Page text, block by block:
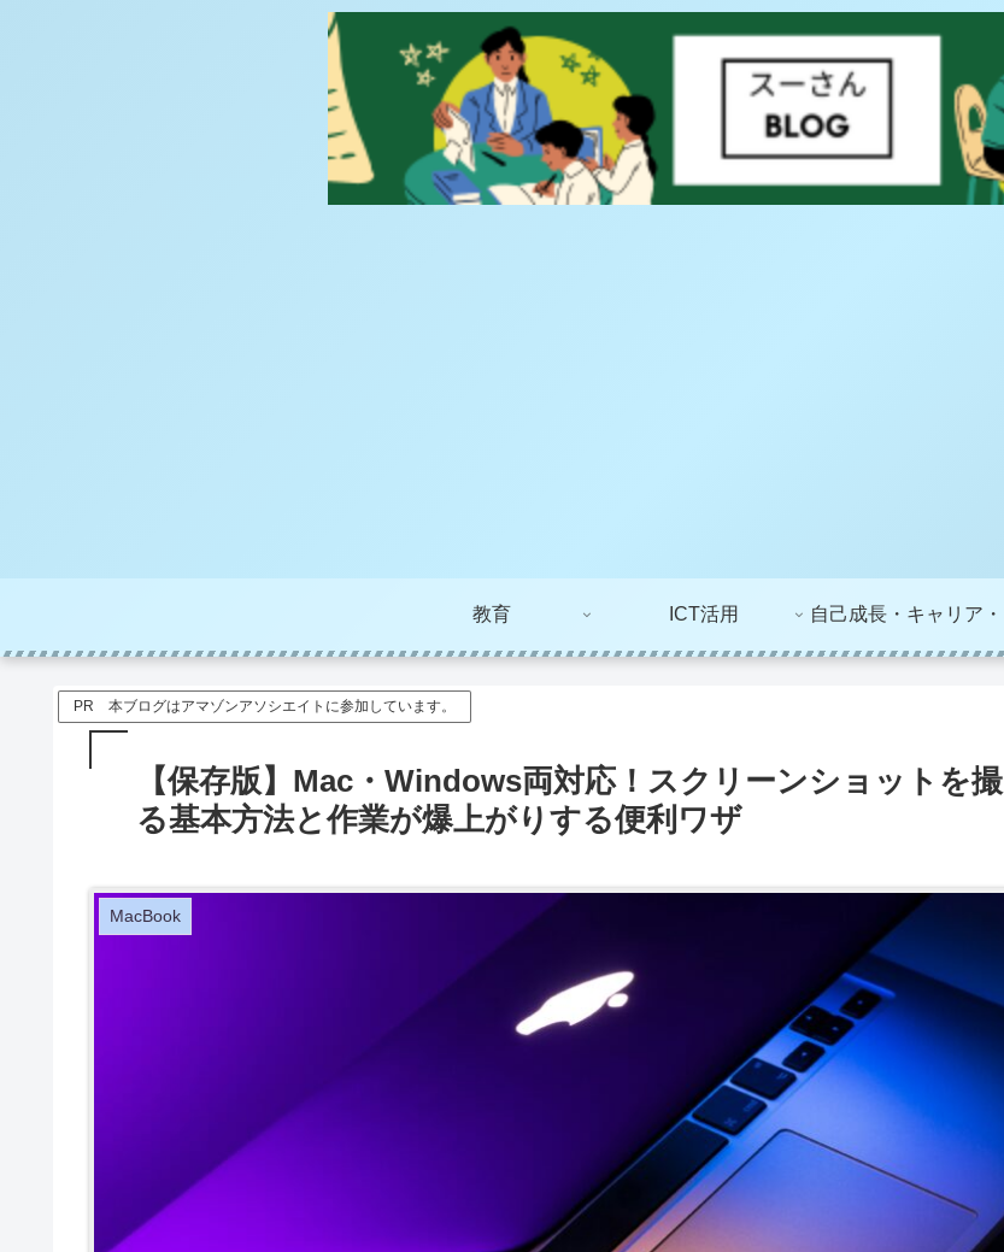
教育 ICT活用
PR 本ブログはアマゾンアソシエイトに参加しています。
【保存版】Mac・Windows両対応！スクリーンショットを撮
る基本方法と作業が爆上がりする便利ワザ
MacBook